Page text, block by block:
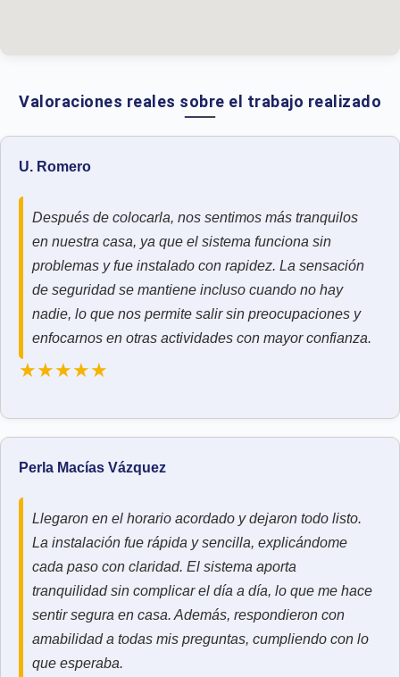
Valoraciones reales sobre el trabajo realizado
U. Romero
Después de colocarla, nos sentimos más tranquilos
en nuestra casa, ya que el sistema funciona sin
problemas y fue instalado con rapidez. La sensación
de seguridad se mantiene incluso cuando no hay
nadie, lo que nos permite salir sin preocupaciones y
enfocarnos en otras actividades con mayor confianza.
★★★★★
Perla Macías Vázquez
Llegaron en el horario acordado y dejaron todo listo.
La instalación fue rápida y sencilla, explicándome
cada paso con claridad. El sistema aporta
tranquilidad sin complicar el día a día, lo que me hace
sentir segura en casa. Además, respondieron con
amabilidad a todas mis preguntas, cumpliendo con lo
que esperaba.